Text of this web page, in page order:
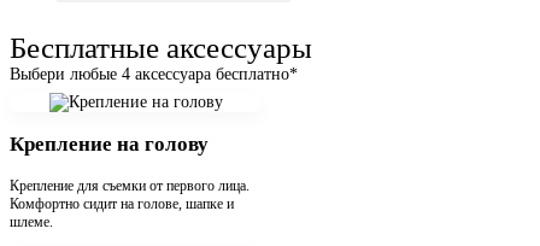
Бесплатные аксессуары
Выбери любые 4 аксессуара бесплатно*
Крепление на голову
Крепление для съемки от первого лица.
Комфортно сидит на голове, шапке и
шлеме.